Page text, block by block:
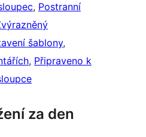
, Postranní
šablony
, Připraveno k
za den